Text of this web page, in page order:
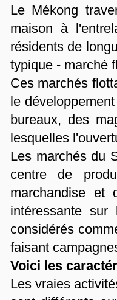
Le Mékong
maison à
résidents de
typique - marché
Ces marchés
le
bureaux, des
lesquelles
Les marchés du
centre de
marchandise et
intéressante
considérés
faisant
Voici les
Les vraies